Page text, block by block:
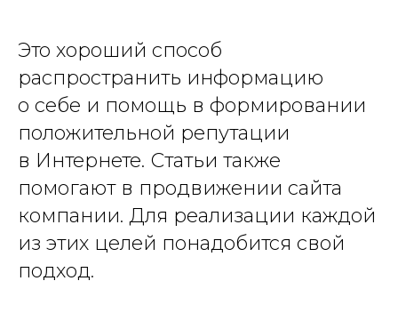
Это хороший способ
распространить информацию
о себе и помощь в формировании
положительной репутации
в Интернете. Статьи также
помогают в продвижении сайта
компании. Для реализации каждой
из этих целей понадобится свой
подход.